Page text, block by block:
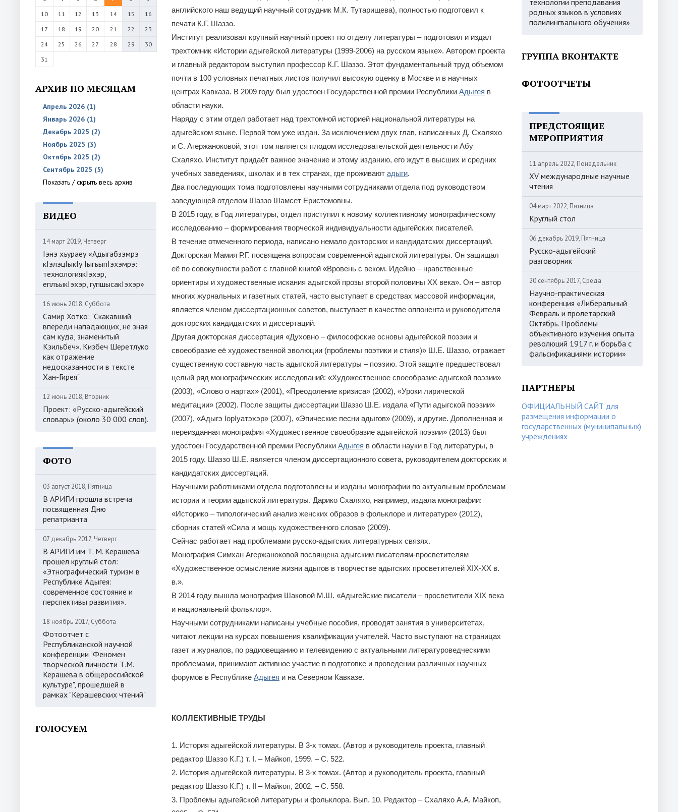
10
11 12 13 14 15
16
17
18 19 20 21 22
23
24
25 26 27 28 29
30
31
АРХИВ ПО МЕСЯЦАМ
Апрель 2026 (1)
Январь 2026 (1)
Декабрь 2025 (2)
Ноябрь 2025 (3)
Октябрь 2025 (2)
Сентябрь 2025 (5)
Показать / скрыть весь архив
ВИДЕО
14 март 2019, Четверг
Iэнэ хъураеу «Адыгабзэмрэ
кIэлэцIыкIу IыгъыпIэхэмрэ:
технологиякIэхэр,
еплъыкIэхэр, гупшысакIэхэр»
16 июнь 2018, Суббота
Самир Хотко: "Скакавший
впереди нападающих, не зная
сам куда, знаменитый
Кзильбеч». Кизбеч Шеретлуко
как отражение
недосказанности в тексте
Хан-Гирея"
12 июнь 2018, Вторник
Проект: «Русско-адыгейский
словарь» (около 30 000 слов).
ФОТО
03 август 2018, Пятница
В АРИГИ прошла встреча
посвященная Дню
репатрианта
07 декабрь 2017, Четверг
В АРИГИ им Т. М. Керашева
прошел круглый стол:
«Этнографический туризм в
Республике Адыгея:
современное состояние и
перспективы развития».
18 ноябрь 2017, Суббота
Фотоотчет с
Республиканской научной
конференции "Феномен
творческой личности Т.М.
Керашева в общероссийской
культуре", прошедшей в
рамках "Керашевских чтений"
ГОЛОСУЕМ
английского наш ведущий научный сотрудник М.К. Тутарищева), полностью подготовил к
печати К.Г. Шаззо.
Институт реализовал крупный научный проект по отделу литературы – подготовил и издал
трехтомник «Истории адыгейской литературы (1999-2006) на русском языке». Автором проекта
и главный редактором выступил профессор К.Г. Шаззо. Этот фундаментальный труд объемом
почти в 100 условных печатных листов получил высокую оценку в Москве и в научных
центрах Кавказа. В 2009 году был удостоен Государственной премии Республики Адыгея в
области науки.
Наряду с этим отдел работает над трехтомной историей национальной литературы на
адыгейском языке. Первой том уже издан. За исключением двух глав, написанных Д. Схаляхо
и С. Агержаноковой, этот том является плодом исследовательской деятельности Абу
Схаляхо. Институт придаёт важное значение и этому изданию, его ждут в высших и средних
учебных заведениях, школах и в тех странах, где проживают адыги.
Два последующих тома подготовлены научными сотрудниками отдела под руководством
заведующей отделом Шаззо Шамсет Еристемовны.
В 2015 году, в Год литературы, отдел приступил к новому коллективному монографическому
исследованию – формирования творческой индивидуальности адыгейских писателей.
В течение отмеченного периода, написано немало докторских и кандидатских диссертаций.
Докторская Мамия Р.Г. посвящена вопросам современной адыгской литературы. Он защищал
её по совокупности работ с главной книгой «Вровень с веком. Идейно – нравственные
ориентиры и художественные искания адыгской прозы второй половины XX века». Он – автор
многих журнальных и газетных статей, часто выступает в средствах массовой информации,
является членом диссертационных советов, выступает в качестве оппонента и руководителя
докторских кандидатских и диссертаций.
Другая докторская диссертация «Духовно – философские основы адыгейской поэзии и
своеобразие её художественной эволюции (проблемы поэтики и стиля)» Ш.Е. Шаззо, отражает
существенную составную часть адыгской литературы – поэзию. Этой защите предшествовал
целый ряд монографических исследований: «Художественное своеобразие адыгской поэзии»
(2003), «Слово о нартах» (2001), «Преодоление кризиса» (2002), «Уроки лирической
медитации» (2002). После защиты диссертации Шаззо Ш.Е. издала «Пути адыгской поэзии»
(2007), «Адыгэ IорIуатэхэр» (2007), «Эпические песни адыгов» (2009), и другие. Дополненная и
переизданная монография «Художественное своеобразие адыгейской поэзии» (2013) был
удостоен Государственной премии Республики Адыгея в области науки в Год литературы, в
2015 году. Шаззо Ш.Е. является членом диссертационного совета, руководителем докторских и
кандидатских диссертаций.
Научными работниками отдела подготовлены и изданы монографии по актуальным проблемам
истории и теории адыгской литературы. Дарико Схаляхо, например, издала монографии:
«Историко – типологический анализ женских образов в фольклоре и литературе» (2012),
сборник статей «Сила и мощь художественного слова» (2009).
Сейчас работает над проблемами русско-адыгских литературных связях.
Монография Симхан Агержаноковой посвящена адыгским писателям-просветителям
«Художественное осмысление жизни адыгов в творчестве адыгских просветителей XIX-XX в.
в.».
В 2014 году вышла монография Шаковой М.Ш. «Адыгейские писатели – просветители XIX века
и национальный фольклор».
Научными сотрудниками написаны учебные пособия, проводят занятия в университетах,
читают лекции на курсах повышения квалификации учителей. Часто выступают на страницах
газет и журналов, по радиовещанию и телевидению с актуальными литературоведческими
проблемами, принимают активное участие в подготовке и проведении различных научных
форумов в Республике Адыгея и на Северном Кавказе.
КОЛЛЕКТИВНЫЕ ТРУДЫ
1. История адыгейской литературы. В 3-х томах. (Автор и руководитель проекта, главный
редактор Шаззо К.Г.) т. I. – Майкоп, 1999. – С. 522.
2. История адыгейской литературы. В 3-х томах. (Автор и руководитель проекта, главный
редактор Шаззо К.Г.) т. II – Майкоп, 2002. – С. 558.
3. Проблемы адыгейской литературы и фольклора. Вып. 10. Редактор – Схаляхо А.А. Майкоп,
технологии преподавания
родных языков в условиях
полилингвального обучения»
ГРУППА ВКОНТАКТЕ
ФОТООТЧЕТЫ
ПРЕДСТОЯЩИЕ
МЕРОПРИЯТИЯ
11 апрель 2022, Понедельник
XV международные научные
чтения
04 март 2022, Пятница
Круглый стол
06 декабрь 2019, Пятница
Русско-адыгейский
разговорник
20 сентябрь 2017, Среда
Научно-практическая
конференция «Либеральный
Февраль и пролетарский
Октябрь. Проблемы
объективного изучения опыта
революций 1917 г. и борьба с
фальсификациями истории»
ПАРТНЕРЫ
ОФИЦИАЛЬНЫЙ САЙТ для
размещения информации о
государственных (муниципальных)
учреждениях